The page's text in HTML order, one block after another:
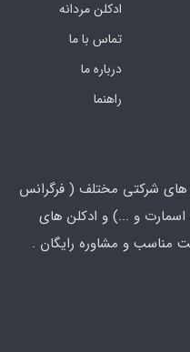
ادکلن مردانه
تماس با ما
درباره ما
راهنما
های شرکتی مختلف ( فرگرانس
اسمارت و ...) و ادکلن های
مناسب و مشاوره رایگان .